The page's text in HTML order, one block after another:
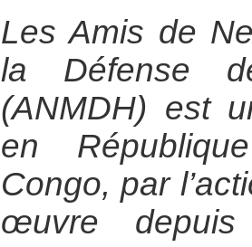
Les Amis de
la Défense
(ANMDH) est
en
Congo, par
œuvre